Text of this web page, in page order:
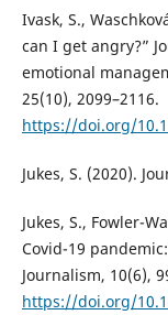
Ivask, S.,
can I get angry?”
emotional
25(10), 2099–2116.
https://doi.org/
Jukes, S. (2020).
Jukes, S., Fowler-
Covid-19
Journalism, 10(6),
https://doi.org/